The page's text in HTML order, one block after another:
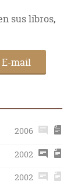
sus libros,
E-mail
2006
2002
2002